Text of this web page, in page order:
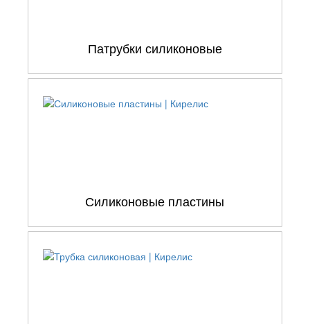
Патрубки силиконовые
Силиконовые пластины